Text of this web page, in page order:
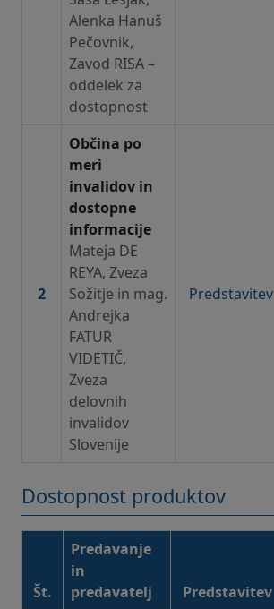
Alenka Hanuš
Pečovnik,
Zavod RISA –
oddelek za
dostopnost
2
Občina po
meri
invalidov in
dostopne
informacije
Mateja DE
REYA, Zveza
Sožitje in mag.
Andrejka
FATUR
VIDETIČ,
Zveza
delovnih
invalidov
Slovenije
Predstavitev
Dostopnost produktov
Št.
Predavanje
in
predavatelj
Predstavitev